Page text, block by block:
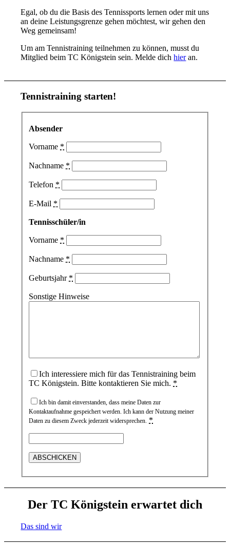
Egal, ob du die Basis des Tennissports lernen oder mit uns
an deine Leistungsgrenze gehen möchtest, wir gehen den
Weg gemeinsam!
Um am Tennistraining teilnehmen zu können, musst du
Mitglied beim TC Königstein sein. Melde dichhieran.
Tennistraining starten!
Absender
Vorname *
Nachname *
Telefon *
E-Mail *
Tennisschüler/in
Vorname *
Nachname *
Geburtsjahr *
Sonstige Hinweise
Ich interessiere mich für das Tennistraining beim
TC Königstein. Bitte kontaktieren Sie mich. *
Ich bin damit einverstanden, dass meine Daten zur
Kontaktaufnahme gespeichert werden. Ich kann der Nutzung meiner
Daten zu diesem Zweck jederzeit widersprechen. *
Der TC Königstein erwartet dich
Das sind wir